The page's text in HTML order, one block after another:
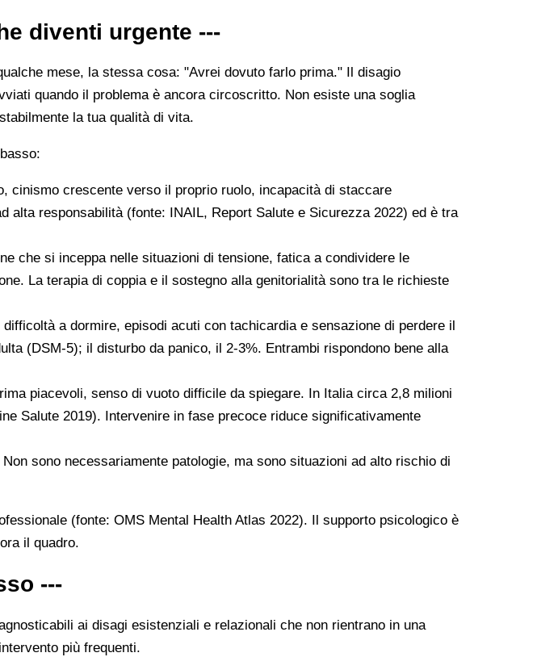
diventi urgente ---
mese, la stessa cosa: "Avrei dovuto farlo prima." Il disagio
quando il problema è ancora circoscritto. Non esiste una soglia
la tua qualità di vita.
cinismo crescente verso il proprio ruolo, incapacità di staccare
responsabilità (fonte: INAIL, Report Salute e Sicurezza 2022) ed è tra
che si inceppa nelle situazioni di tensione, fatica a condividere le
La terapia di coppia e il sostegno alla genitorialità sono tra le richieste
a dormire, episodi acuti con tachicardia e sensazione di perdere il
(DSM-5); il disturbo da panico, il 2-3%. Entrambi rispondono bene alla
piacevoli, senso di vuoto difficile da spiegare. In Italia circa 2,8 milioni
Salute 2019). Intervenire in fase precoce riduce significativamente
sono necessariamente patologie, ma sono situazioni ad alto rischio di
(fonte: OMS Mental Health Atlas 2022). Il supporto psicologico è
il quadro.
---
ai disagi esistenziali e relazionali che non rientrano in una
più frequenti.